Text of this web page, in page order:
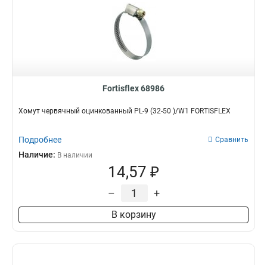
Fortisflex 68986
Хомут червячный оцинкованный PL-9 (32-50 )/W1 FORTISFLEX
Подробнее Сравнить
Наличие: В наличии
14,57 ₽
– +
В корзину